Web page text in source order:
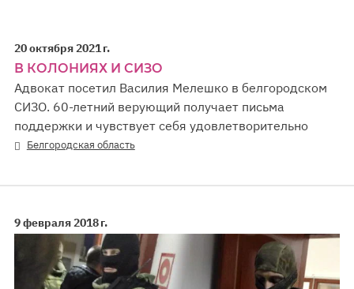
20 октября 2021 г.
В КОЛОНИЯХ И СИЗО
Адвокат посетил Василия Мелешко в белгородском
СИЗО. 60-летний верующий получает письма
поддержки и чувствует себя удовлетворительно
Белгородская область
9 февраля 2018 г.